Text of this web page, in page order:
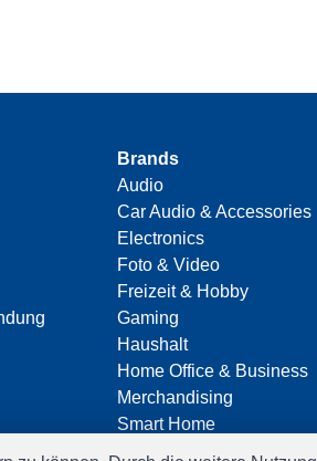
Brands
Audio
Car Audio & Accessories
Electronics
Foto & Video
Freizeit & Hobby
Gaming
Haushalt
Home Office & Business
Merchandising
Smart Home